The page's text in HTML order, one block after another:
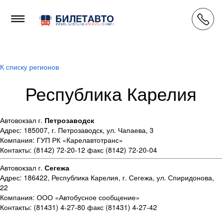
К списку регионов
Республика Карелия
Автовокзал г. Петрозаводск
Адрес: 185007, г. Петрозаводск, ул. Чапаева, 3
Компания: ГУП РК «Карелавтотранс»
Контакты: (8142) 72-20-12 факс (8142) 72-20-04
Автовокзал г. Сегежа
Адрес: 186422, Республика Карелия, г. Сегежа, ул. Спиридонова,
22
Компания: ООО «Автобусное сообщение»
Контакты: (81431) 4-27-80 факс (81431) 4-27-42